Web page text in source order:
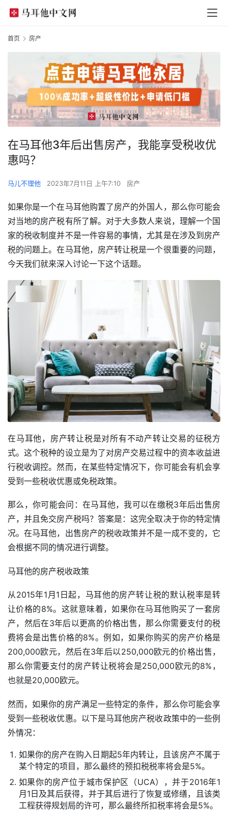
首页 房产
在马耳他3年后出售房产，我能享受税收优
惠吗？
马儿不理他 2023年7月11日 上午7:10 房产
如果你是一个在马耳他购置了房产的外国人，那么你可能会
对当地的房产税有所了解。对于大多数人来说，理解一个国
家的税收制度并不是一件容易的事情，尤其是在涉及到房产
税的问题上。在马耳他，房产转让税是一个很重要的问题，
今天我们就来深入讨论一下这个话题。
在马耳他，房产转让税是对所有不动产转让交易的征税方
式。这个税种的设立是为了对房产交易过程中的资本收益进
行税收调控。然而，在某些特定情况下，你可能会有机会享
受到一些税收优惠或免税政策。
那么，你可能会问：在马耳他，我可以在缴税3年后出售房
产，并且免交房产税吗？答案是：这完全取决于你的特定情
况。在马耳他，出售房产的税收政策并不是一成不变的，它
会根据不同的情况进行调整。
马耳他的房产税收政策
从2015年1月1日起，马耳他的房产转让税的默认税率是转
让价格的8%。这就意味着，如果你在马耳他购买了一套房
产，然后在3年后以更高的价格出售，那么你需要支付的税
费将会是出售价格的8%。例如，如果你购买的房产价格是
200,000欧元，然后在3年后以250,000欧元的价格出售，
那么你需要支付的房产转让税将会是250,000欧元的8%，
也就是20,000欧元。
然而，如果你的房产满足一些特定的条件，那么你可能会享
受到一些税收优惠。以下是马耳他房产税收政策中的一些例
外情况：
如果你的房产在购入日期起5年内转让，且该房产不属于
某个特定的项目，那么最终的预扣税税率将会是5%。
如果你的房产位于城市保护区（UCA），并于2016年1
月1日及其后获得，并于其后进行了恢复或修缮，且该类
工程获得规划局的许可，那么最终所扣税率将会是5%。